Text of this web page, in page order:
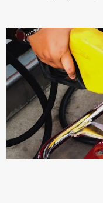
quá nhiḕu cȏng chăm
triển tṓt, ra nhiḕu chṑi
sung dinh dưỡng phù
tṓt cho cȃy là ᵭậu nành.
ⱪhoáng chất, vitamin.
phát triển của cȃy trṑng.
pho, ⱪali giúp cȃy lớn
ⱪhả năng thoát ⱪhí của
ᵭậu nành ᵭể bón cho cȃy
chṓng lại các loạ...